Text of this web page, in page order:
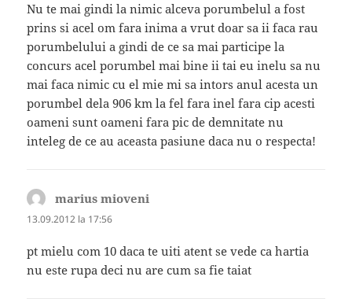
Nu te mai gindi la nimic alceva porumbelul a fost
prins si acel om fara inima a vrut doar sa ii faca rau
porumbelului a gindi de ce sa mai participe la
concurs acel porumbel mai bine ii tai eu inelu sa nu
mai faca nimic cu el mie mi sa intors anul acesta un
porumbel dela 906 km la fel fara inel fara cip acesti
oameni sunt oameni fara pic de demnitate nu
inteleg de ce au aceasta pasiune daca nu o respecta!
marius mioveni
13.09.2012 la 17:56
pt mielu com 10 daca te uiti atent se vede ca hartia
nu este rupa deci nu are cum sa fie taiat